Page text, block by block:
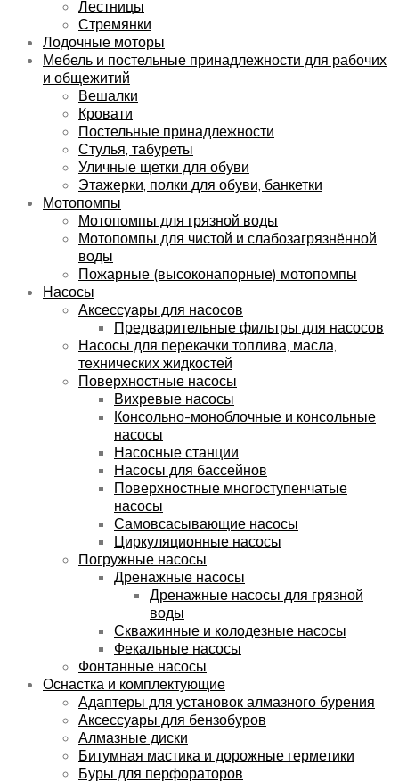
Лестницы
Стремянки
Лодочные моторы
Мебель и постельные принадлежности для рабочих
и общежитий
Вешалки
Кровати
Постельные принадлежности
Стулья, табуреты
Уличные щетки для обуви
Этажерки, полки для обуви, банкетки
Мотопомпы
Мотопомпы для грязной воды
Мотопомпы для чистой и слабозагрязнённой
воды
Пожарные (высоконапорные) мотопомпы
Насосы
Аксессуары для насосов
Предварительные фильтры для насосов
Насосы для перекачки топлива, масла,
технических жидкостей
Поверхностные насосы
Вихревые насосы
Консольно-моноблочные и консольные
насосы
Насосные станции
Насосы для бассейнов
Поверхностные многоступенчатые
насосы
Самовсасывающие насосы
Циркуляционные насосы
Погружные насосы
Дренажные насосы
Дренажные насосы для грязной
воды
Скважинные и колодезные насосы
Фекальные насосы
Фонтанные насосы
Оснастка и комплектующие
Адаптеры для установок алмазного бурения
Аксессуары для бензобуров
Алмазные диски
Битумная мастика и дорожные герметики
Буры для перфораторов